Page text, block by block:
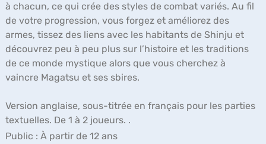
à chacun, ce qui crée des styles de combat variés. Au fil
de votre progression, vous forgez et améliorez des
armes, tissez des liens avec les habitants de Shinju et
découvrez peu à peu plus sur l’histoire et les traditions
de ce monde mystique alors que vous cherchez à
vaincre Magatsu et ses sbires.
Version anglaise, sous-titrée en français pour les parties
textuelles. De 1 à 2 joueurs. .
Public : À partir de 12 ans